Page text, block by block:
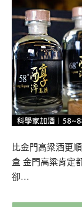
比金門高粱酒更
盒 金門高粱肯定
卻…